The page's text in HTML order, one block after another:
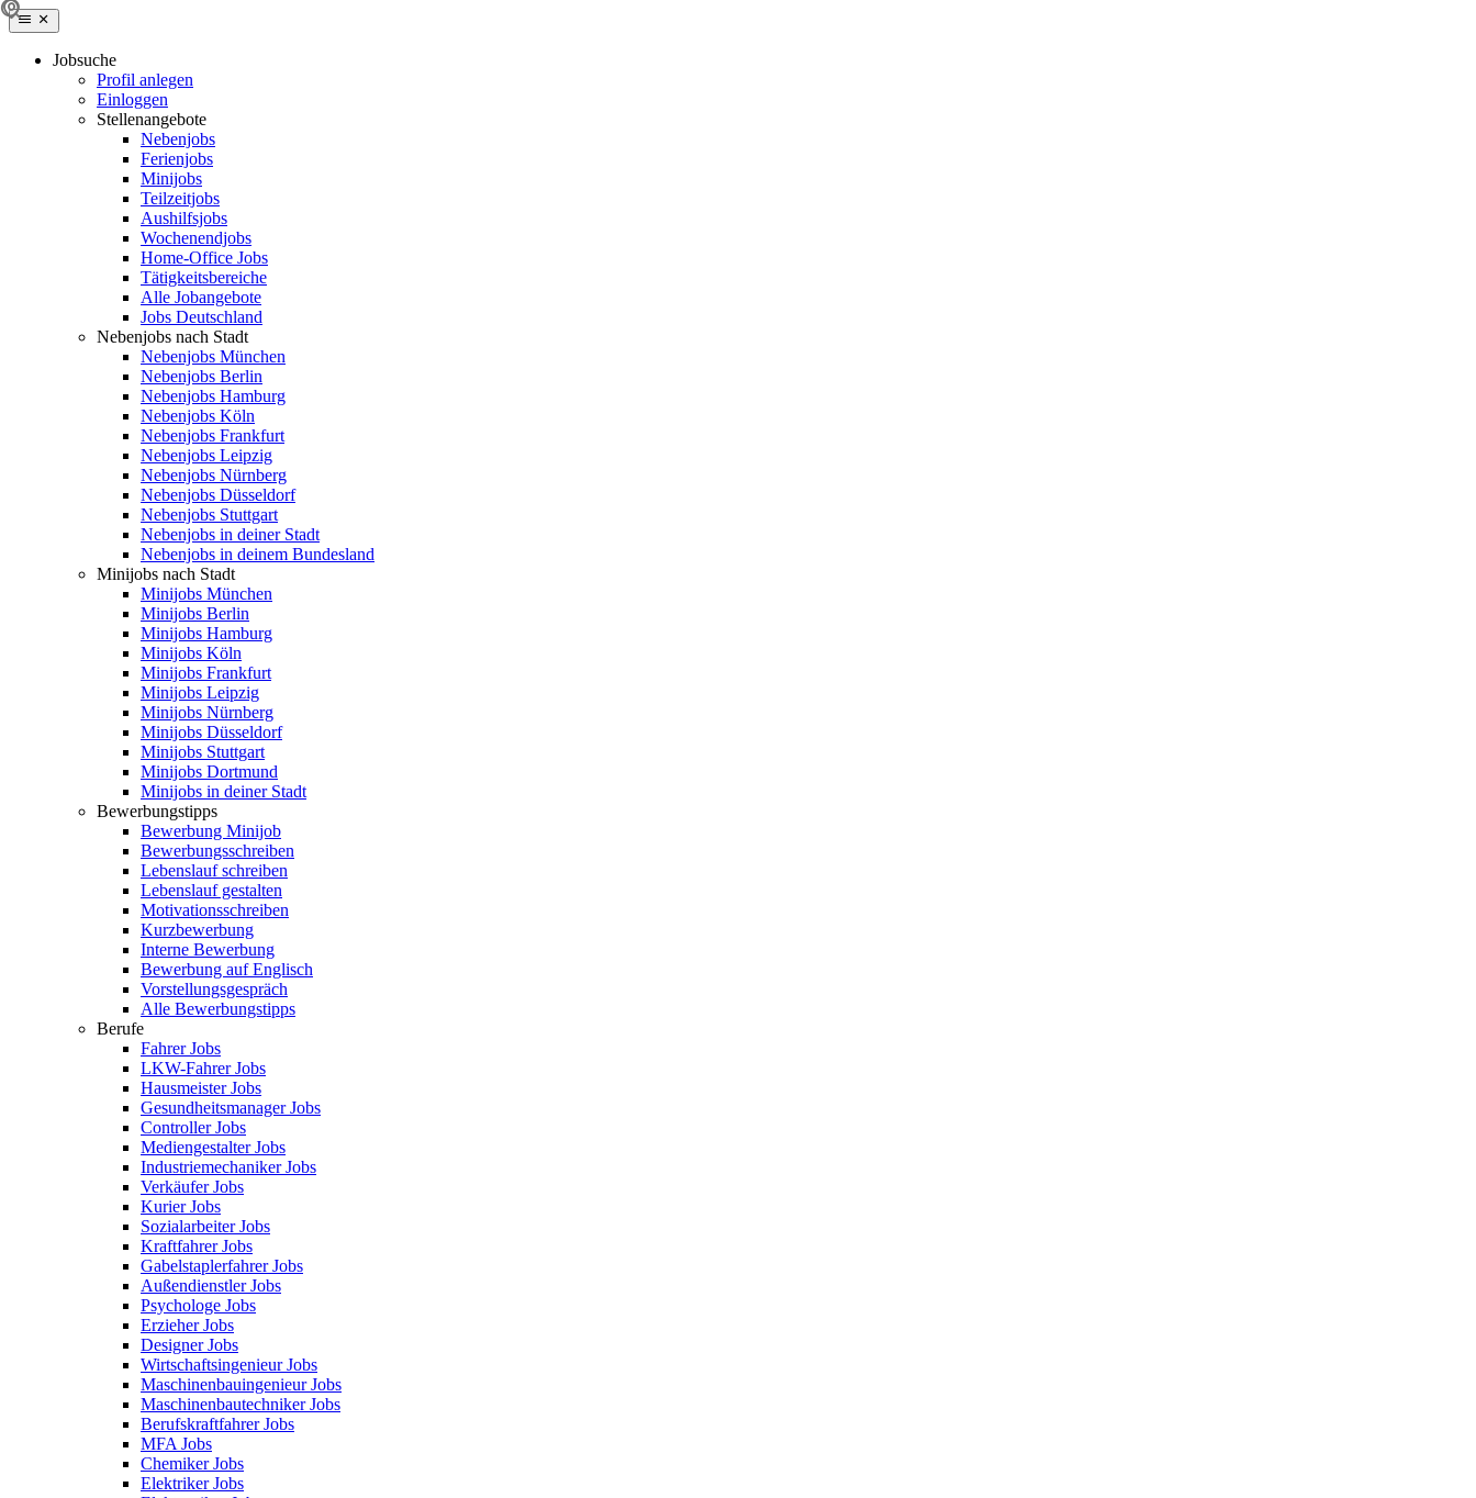
Jobsuche
Profil anlegen
Einloggen
Stellenangebote
Nebenjobs
Ferienjobs
Minijobs
Teilzeitjobs
Aushilfsjobs
Wochenendjobs
Home-Office Jobs
Tätigkeitsbereiche
Alle Jobangebote
Jobs Deutschland
Nebenjobs nach Stadt
Nebenjobs München
Nebenjobs Berlin
Nebenjobs Hamburg
Nebenjobs Köln
Nebenjobs Frankfurt
Nebenjobs Leipzig
Nebenjobs Nürnberg
Nebenjobs Düsseldorf
Nebenjobs Stuttgart
Nebenjobs in deiner Stadt
Nebenjobs in deinem Bundesland
Minijobs nach Stadt
Minijobs München
Minijobs Berlin
Minijobs Hamburg
Minijobs Köln
Minijobs Frankfurt
Minijobs Leipzig
Minijobs Nürnberg
Minijobs Düsseldorf
Minijobs Stuttgart
Minijobs Dortmund
Minijobs in deiner Stadt
Bewerbungstipps
Bewerbung Minijob
Bewerbungsschreiben
Lebenslauf schreiben
Lebenslauf gestalten
Motivationsschreiben
Kurzbewerbung
Interne Bewerbung
Bewerbung auf Englisch
Vorstellungsgespräch
Alle Bewerbungstipps
Berufe
Fahrer Jobs
LKW-Fahrer Jobs
Hausmeister Jobs
Gesundheitsmanager Jobs
Controller Jobs
Mediengestalter Jobs
Industriemechaniker Jobs
Verkäufer Jobs
Kurier Jobs
Sozialarbeiter Jobs
Kraftfahrer Jobs
Gabelstaplerfahrer Jobs
Außendienstler Jobs
Psychologe Jobs
Erzieher Jobs
Designer Jobs
Wirtschaftsingenieur Jobs
Maschinenbauingenieur Jobs
Maschinenbautechniker Jobs
Berufskraftfahrer Jobs
MFA Jobs
Chemiker Jobs
Elektriker Jobs